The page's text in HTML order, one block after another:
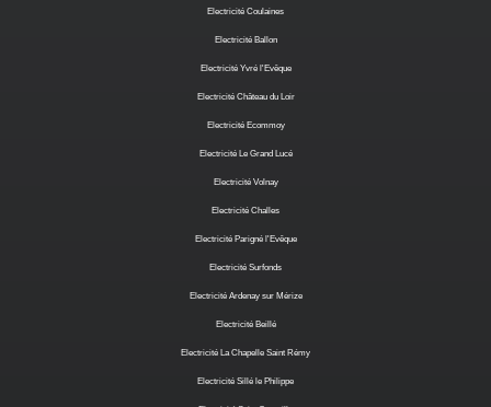
Electricité Coulaines
Electricité Ballon
Electricité Yvré l'Evêque
Electricité Château du Loir
Electricité Ecommoy
Electricité Le Grand Lucé
Electricité Volnay
Electricité Challes
Electricité Parigné l'Evêque
Electricité Surfonds
Electricité Ardenay sur Mérize
Electricité Beillé
Electricité La Chapelle Saint Rémy
Electricité Sillé le Philippe